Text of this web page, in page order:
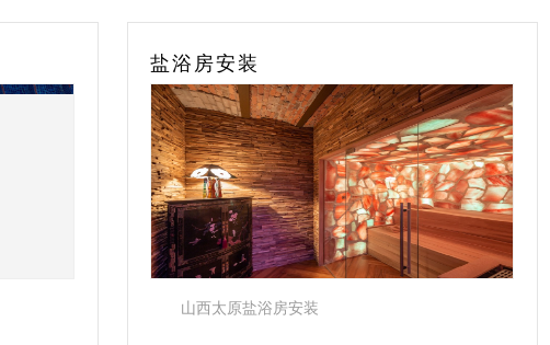
山西太原家庭游泳池设计